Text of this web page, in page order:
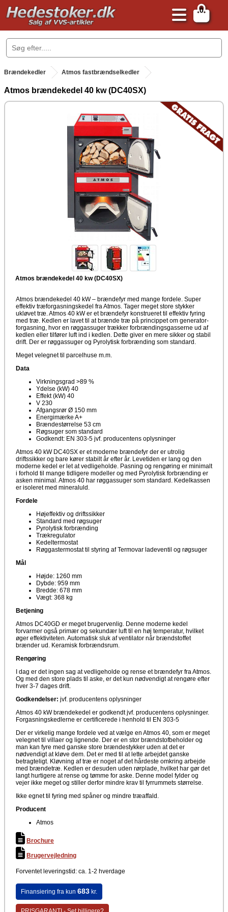
0
.
Brændekedler Atmos fastbrændselkedler
Atmos brændekedel 40 kw (DC40SX)
Atmos brændekedel 40 kw (DC40SX)
Atmos brændekedel 40 kW – brændefyr med mange fordele. Super
effektiv træforgasningskedel fra Atmos. Tager meget store stykker
ukløvet træ. Atmos 40 kW er et brændefyr konstrueret til effektiv fyring
med træ. Kedlen er lavet til at brænde træ på princippet om generator-
forgasning, hvor en røggassuger trækker forbrændingsgasserne ud af
kedlen eller tilfører luft ind i kedlen. Dette giver en mere sikker og stabil
drift. Der er røggassuger og Pyrolytisk forbrænding som standard.
Meget velegnet til parcelhuse m.m.
Data
Virkningsgrad >89 %
Ydelse (kW) 40
Effekt (kW) 40
V 230
Afgangsrør Ø 150 mm
Energimærke A+
Brændestørrelse 53 cm
Røgsuger som standard
Godkendt: EN 303-5 jvf. producentens oplysninger
Atmos 40 kW DC40SX er et moderne brændefyr der er utrolig
driftssikker og bare kører stabilt år efter år. Levetiden er lang og den
moderne kedel er let at vedligeholde. Pasning og rengøring er minimalt
i forhold til mange tidligere modeller og med Pyrolytisk forbrænding er
asken minimal. Atmos 40 har røggassuger som standard. Kedelkassen
er isoleret med mineraluld.
Fordele
Højeffektiv og driftssikker
Standard med røgsuger
Pyrolytisk forbrænding
Trækregulator
Kedeltermostat
Røggastermostat til styring af Termovar ladeventil og røgsuger
Mål
Højde: 1260 mm
Dybde: 959 mm
Bredde: 678 mm
Vægt: 368 kg
Betjening
Atmos DC40GD er meget brugervenlig. Denne moderne kedel
forvarmer også primær og sekundær luft til en høj temperatur, hvilket
øger effektiviteten. Automatisk sluk af ventilator når brændstoffet
brænder ud. Keramisk forbrændsrum.
Rengøring
I dag er det ingen sag at vedligeholde og rense et brændefyr fra Atmos.
Og med den store plads til aske, er det kun nødvendigt at rengøre efter
hver 3-7 dages drift.
Godkendelser: jvf. producentens oplysninger
Atmos 40 kW brændekedel er godkendt jvf. producentens oplysninger.
Forgasningskedlerne er certificerede i henhold til EN 303-5
Der er virkelig mange fordele ved at vælge en Atmos 40, som er meget
velegnet til villaer og lignende. Der er en stor brændstofbeholder og
man kan fyre med ganske store brændestykker uden at det er
nødvendigt at kløve dem. Det er med til at lette arbejdet ganske
betragteligt. Kløvning af træ er noget af det hårdeste omkring arbejde
med brændetræ. Kedlen er desuden uden rørplade, hvilket har gør det
langt hurtigere at rense og tømme for aske. Denne model fylder og
vejer ikke meget og stiller derfor mindre krav til fyrrummets størrelse.
Ikke egnet til fyring med spåner og mindre træaffald.
Producent
Atmos
Brochure
Brugervejledning
Forventet leveringstid: ca. 1-2 hverdage
Finansiering fra kun 683kr.